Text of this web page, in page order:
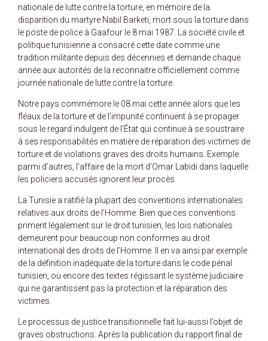
nationale de lutte contre la torture, en mémoire de la
disparition du martyre Nabil Barketi, mort sous la torture dans
le poste de police à Gaafour le 8 mai 1987. La société civile et
politique tunisienne a consacré cette date comme une
tradition militante depuis des décennies et demande chaque
année aux autorités de la reconnaitre officiellement comme
journée nationale de lutte contre la torture.
Notre pays commémore le 08 mai cette année alors que les
fléaux de la torture et de l’impunité continuent à se propager
sous le regard indulgent de l’État qui continue à se soustraire
à ses responsabilités en matière de réparation des victimes de
torture et de violations graves des droits humains. Exemple
parmi d’autres, l’affaire de la mort d’Omar Labidi dans laquelle
les policiers accusés ignorent leur procès.
La Tunisie a ratifié la plupart des conventions internationales
relatives aux droits de l’Homme. Bien que ces conventions
priment légalement sur le droit tunisien, les lois nationales
demeurent pour beaucoup non conformes au droit
international des droits de l’Homme. Il en va ainsi par exemple
de la définition inadéquate de la torture dans le code pénal
tunisien, ou encore des textes régissant le système judiciaire
qui ne garantissent pas la protection et la réparation des
victimes.
Le processus de justice transitionnelle fait lui-aussi l’objet de
graves obstructions. Après la publication du rapport final de